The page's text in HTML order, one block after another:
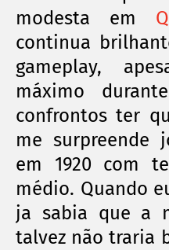
modesta em
continua
gameplay,
máximo
confrontos ter
me surpreende
em 1920 com
médio. Quando
ja sabia que a
talvez não traria